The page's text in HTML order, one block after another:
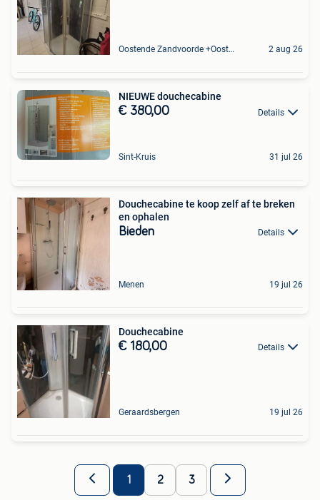
Oostende Zandvoorde +Oostende 2 aug 26
NIEUWE douchecabine
€ 380,00 Details
Sint-Kruis 31 jul 26
Douchecabine te koop zelf af te breken
en ophalen
Bieden Details
Menen 19 jul 26
Douchecabine
€ 180,00 Details
Geraardsbergen 19 jul 26
1 2 3